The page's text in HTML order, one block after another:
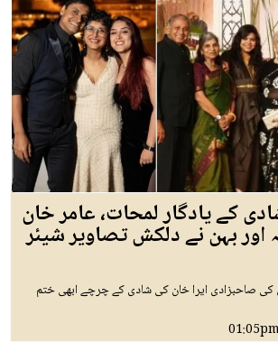
کے یادگار لمحات، عامر خان
اور بہن نے دلکش تصاویر شیئر
کی صاحبزادی ایرا خان کی شادی کے چرچے ابھی ختم